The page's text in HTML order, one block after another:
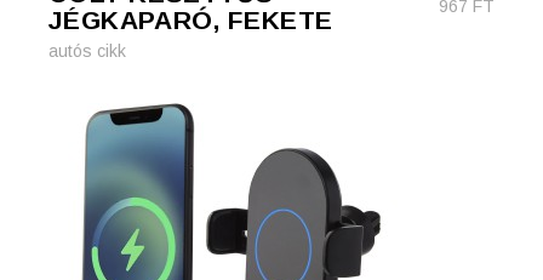
JÉGKAPARÓ, FEKETE
967 FT
autós cikk